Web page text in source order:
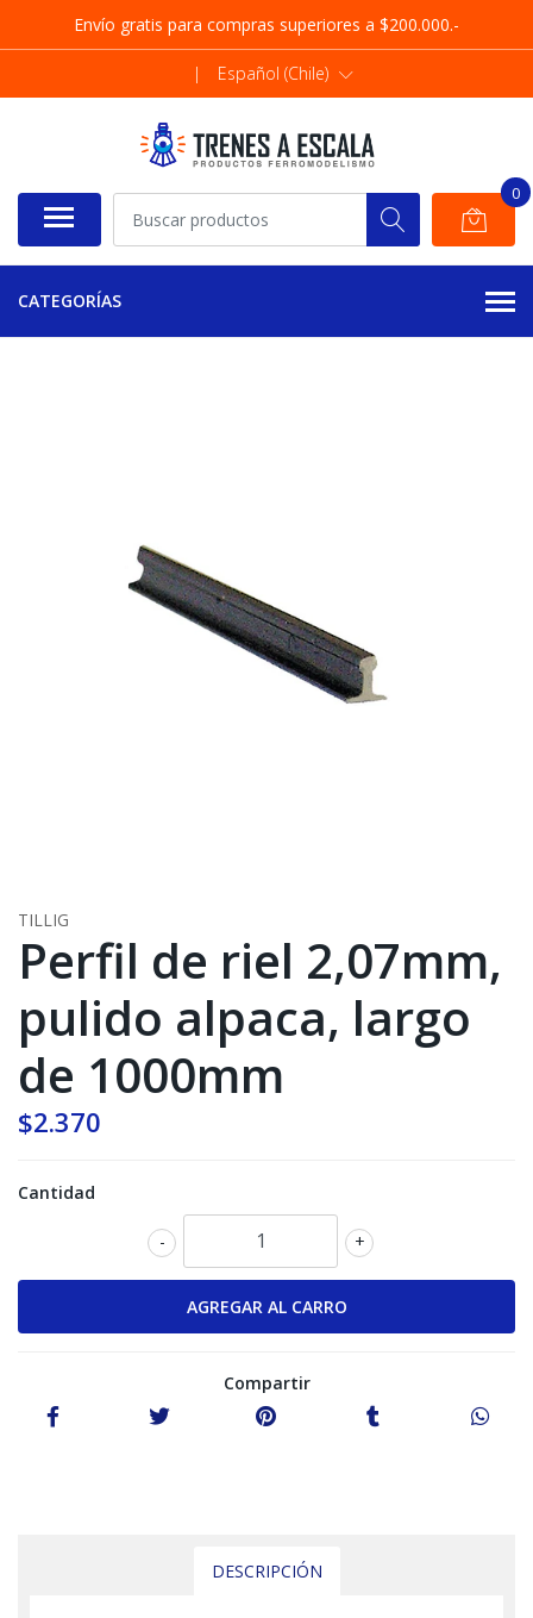
Envío gratis para compras superiores a $200.000.-
| Español (Chile)
0
CATEGORÍAS
TILLIG
Perfil de riel 2,07mm,
pulido alpaca, largo
de 1000mm
$2.370
Cantidad
+
-
Compartir
DESCRIPCIÓN